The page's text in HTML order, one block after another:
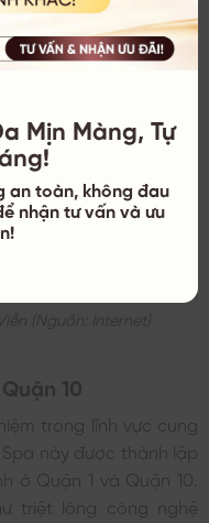
(nguồn: Internet)
10
trong lĩnh vực cung
này được thành lập
ở Quận 1 và Quận 10.
triệt lông công nghệ
Mịn Màng, Tự
an toàn, không đau
nhận tư vấn và ưu